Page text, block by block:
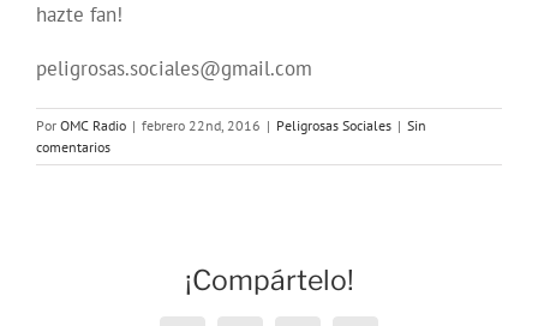
hazte fan!
peligrosas.sociales@gmail.com
Por OMC Radio | febrero 22nd, 2016 | Peligrosas Sociales | Sin
comentarios
¡Compártelo!